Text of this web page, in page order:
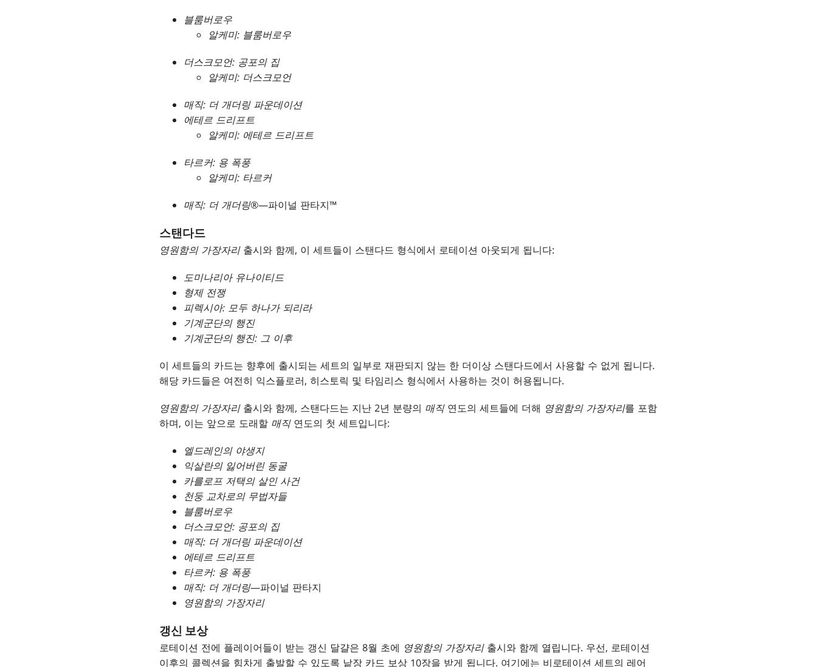
블룸버로우
알케미: 블룸버로우
더스크모언: 공포의 집
알케미: 더스크모언
매직: 더 개더링 파운데이션
에테르 드리프트
알케미: 에테르 드리프트
타르커: 용 폭풍
알케미: 타르커
매직: 더 개더링®—파이널 판타지™
스탠다드
영원함의 가장자리출시와 함께, 이 세트들이 스탠다드 형식에서 로테이션 아웃되게 됩니다:
도미나리아 유나이티드
형제 전쟁
피렉시아: 모두 하나가 되리라
기계군단의 행진
기계군단의 행진: 그 이후
이 세트들의 카드는 향후에 출시되는 세트의 일부로 재판되지 않는 한 더이상 스탠다드에서 사용할 수 없게 됩니다.
해당 카드들은 여전히 익스플로러, 히스토릭 및 타임리스 형식에서 사용하는 것이 허용됩니다.
영원함의 가장자리출시와 함께, 스탠다드는 지난 2년 분량의 매직연도의 세트들에 더해 영원함의 가장자리를 포함
하며, 이는 앞으로 도래할 매직연도의 첫 세트입니다:
엘드레인의 야생지
익살란의 잃어버린 동굴
카를로프 저택의 살인 사건
천둥 교차로의 무법자들
블룸버로우
더스크모언: 공포의 집
매직: 더 개더링 파운데이션
에테르 드리프트
타르커: 용 폭풍
매직: 더 개더링—파이널 판타지
영원함의 가장자리
갱신 보상
로테이션 전에 플레이어들이 받는 갱신 달걀은 8월 초에 영원함의 가장자리출시와 함께 열립니다. 우선, 로테이션
이후의 콜렉션을 힘차게 출발할 수 있도록 낱장 카드 보상 10장을 받게 됩니다. 여기에는 비로테이션 세트의 레어